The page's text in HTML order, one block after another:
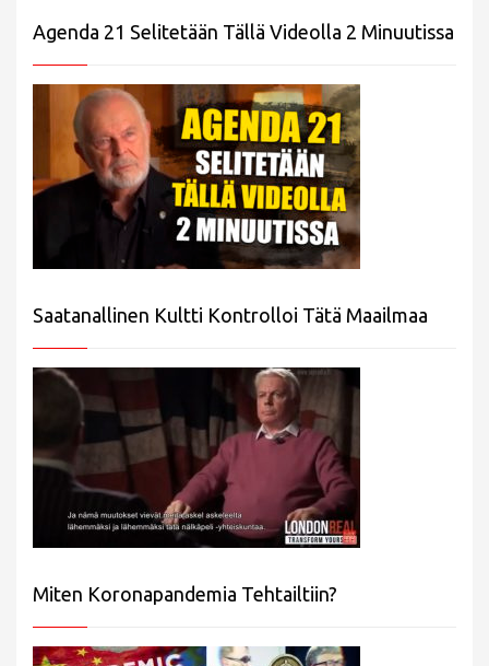
Agenda 21 Selitetään Tällä Videolla 2 Minuutissa
Saatanallinen Kultti Kontrolloi Tätä Maailmaa
Miten Koronapandemia Tehtailtiin?